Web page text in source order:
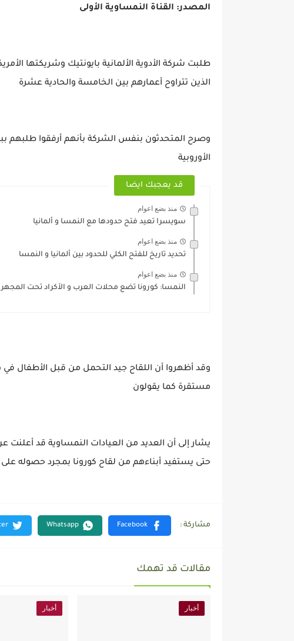
المصدر: القناة النمساوية الأولى
طلبت شركة الأدوية الألمانية بايونتيك وشريكتها
الذين تتراوح أعمارهم بين الخامسة والحادية عشرة
وصرح المتحدثون بنفس الشركة بأنهم أرفقوا طلبهم
الأوروبية
قد يعجبك ايضا
منذ بضع اعوام
سويسرا تعيد فتح حدودها مع النمسا و ألمانيا
منذ بضع اعوام
تحديد ‏تاريخ ‏للفتح ‏الكلي ‏للحدود ‏بين ‏ألمانيا ‏و ‏النمسا
منذ بضع اعوام
النمسا: كورونا ‏تضع ‏محلات ‏العرب ‏و ‏الأكراد ‏تحت ‏المجهر
وقد أظهروا أن اللقاح جيد التحمل من قبل الأطفال في
مستقرة كما يقولون
يشار إلى أن العديد من العيادات النمساوية قد أعلنت
حتى يستفيد أبناءهم من لقاح كورونا بمجرد حصوله على
مقالات قد تهمك
أخبار أخبار